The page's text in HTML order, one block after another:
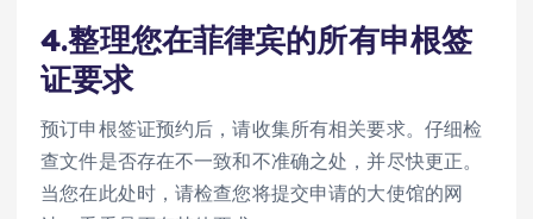
4.整理您在菲律宾的所有申根签
证要求
预订申根签证预约后，请收集所有相关要求。仔细检
查文件是否存在不一致和不准确之处，并尽快更正。
当您在此处时，请检查您将提交申请的大使馆的网